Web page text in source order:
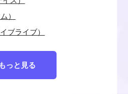
）
ブライブ）
もっと見る